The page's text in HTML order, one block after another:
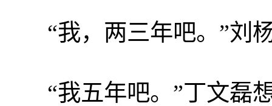
“我，两三年吧。”刘杨
“我五年吧。”丁文磊想